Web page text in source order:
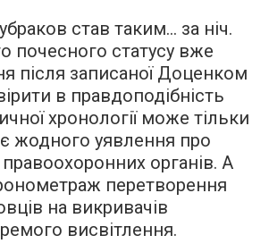
став таким… за ніч.
почесного статусу вже
після записаної Доценком
в правдоподібність
хронології може тільки
жодного уявлення про
органів. А
перетворення
на викривачів
висвітлення.